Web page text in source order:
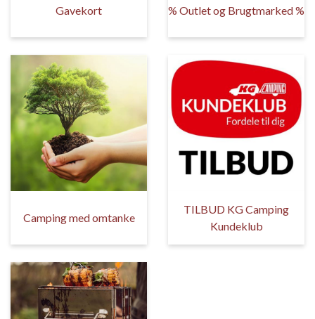
Gavekort % Outlet og Brugtmarked %
Camping med omtanke
TILBUD KG Camping
Kundeklub